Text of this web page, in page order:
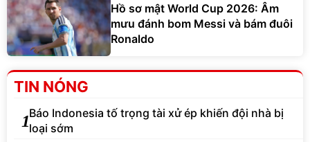
Hồ sơ mật World Cup 2026: Âm
mưu đánh bom Messi và bám đuôi
Ronaldo
TIN NÓNG
1Báo Indonesia tố trọng tài xử ép khiến đội nhà bị
loại sớm